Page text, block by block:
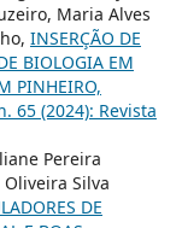
Maria Alves
INSERÇÃO DE
BIOLOGIA EM
PINHEIRO,
65 (2024): Revista
Pereira
Silva
DE